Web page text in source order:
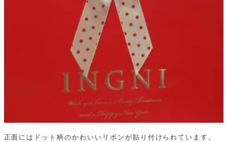
正面にはドット柄のかわいいリボンが貼り付けられています。